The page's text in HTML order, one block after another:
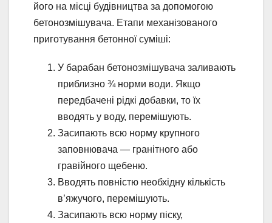
його на місці будівництва за допомогою
бетонозмішувача. Етапи механізованого
приготування бетонної суміші:
У барабан бетонозмішувача заливають
приблизно ¾ норми води. Якщо
передбачені рідкі добавки, то їх
вводять у воду, перемішують.
Засипають всю норму крупного
заповнювача — гранітного або
гравійного щебеню.
Вводять повністю необхідну кількість
в’яжучого, перемішують.
Засипають всю норму піску,